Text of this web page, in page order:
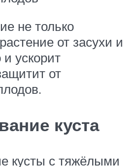
не только
от засухи и
и ускорит
от
куста
кусты с тяжёлыми